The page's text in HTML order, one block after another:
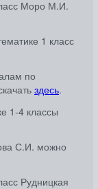
Моро М.И.
1 класс
по
здесь.
1-4 классы
С.И. можно
Рудницкая